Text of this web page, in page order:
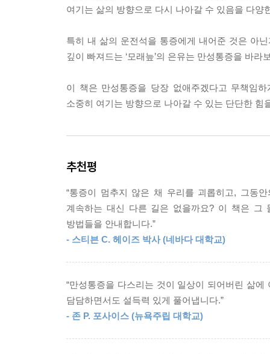
여기는 삶의 방향으로 다시 나아갈 수 있음을 다
특히 내 삶의 운전석을 통증에게 내어준 것은 아
깊이 빠져드는 ‘모래늪’의 은유는 만성통증을 바라
이 책은 만성통증을 당장 없애주겠다고 무책임
소중히 여기는 방향으로 나아갈 수 있는 단단한 힘
추천평
“통증이 멈추지 않은 채 우리를 괴롭히고, 그동
계속하는 대신 다른 길은 없을까요? 이 책은 그
방법들을 안내합니다.”
- 스티븐 C. 헤이즈 박사 (네바다 대학교)
“만성통증을 다스리는 것이 일상이 되어버린 삶
담담하면서도 설득력 있게 풀어냅니다.”
- 존 P. 포사이스 (뉴욕주립 대학교)